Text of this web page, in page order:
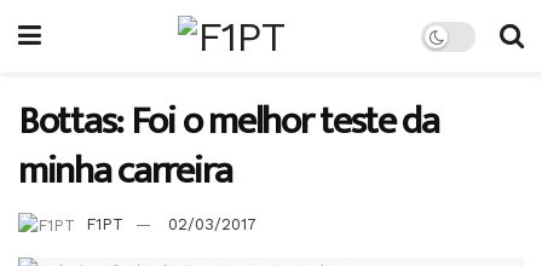
Bottas: Foi o melhor teste da
minha carreira
F1PT 02/03/2017